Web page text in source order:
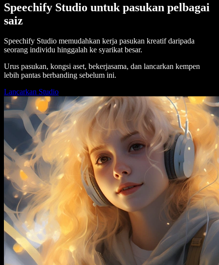
Speechify Studio untuk pasukan pelbagai
saiz
Speechify Studio memudahkan kerja pasukan kreatif daripada
seorang individu hinggalah ke syarikat besar.
Urus pasukan, kongsi aset, bekerjasama, dan lancarkan kempen
lebih pantas berbanding sebelum ini.
Lancarkan Studio